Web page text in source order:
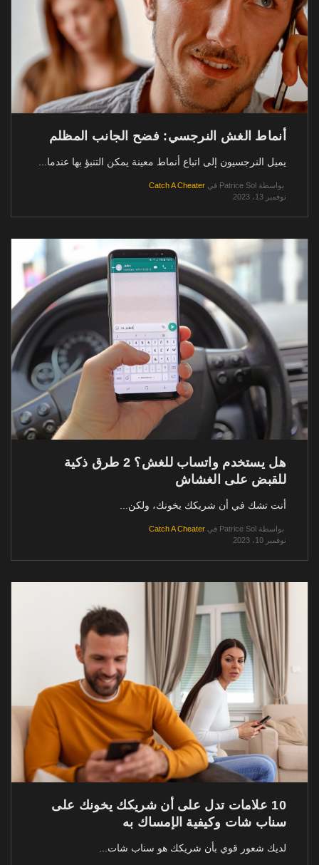
أنماط الغش النرجسي: فضح الجانب المظلم
يميل النرجسيون إلى اتباع أنماط معينة يمكن التنبؤ بها عندما...
بواسطة Patrice Sol في Catch A Cheater
نوفمبر 13، 2023
هل يستخدم واتساب للغش؟ 2 طرق ذكية
للقبض على الغشاش
أنت تشك في أن شريكك يخونك، ولكن...
بواسطة Patrice Sol في Catch A Cheater
نوفمبر 10، 2023
10 علامات تدل على أن شريكك يخونك على
سناب شات وكيفية الإمساك به
لديك شعور قوي بأن شريكك هو سناب شات...